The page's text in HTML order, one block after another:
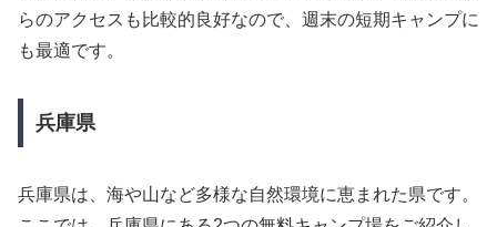
らのアクセスも比較的良好なので、週末の短期キャンプに
も最適です。
兵庫県
兵庫県は、海や山など多様な自然環境に恵まれた県です。